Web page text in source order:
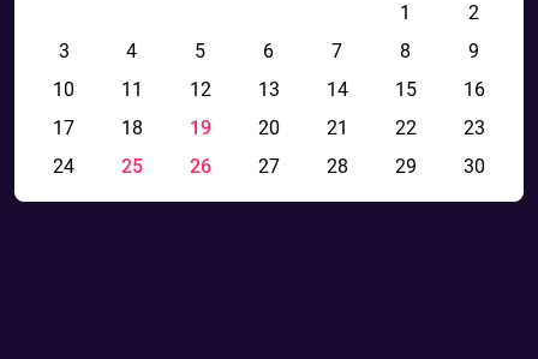
1
2
3
4 5 6 7 8
9
10
11 12 13 14 15
16
17
18 19 20 21 22
23
24
25 26 27 28 29 30